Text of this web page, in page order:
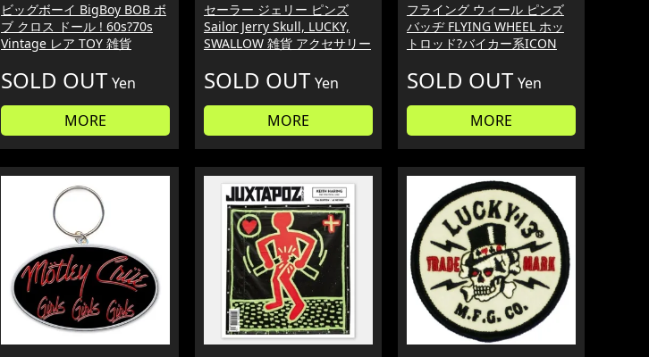
ビッグボーイ BigBoy BOB ボ
ブ クロス ドール ! 60s?70s
Vintage レア TOY 雑貨
SOLD OUT Yen
MORE
セーラー ジェリー ピンズ
Sailor Jerry Skull, LUCKY,
SWALLOW 雑貨 アクセサリー
SOLD OUT Yen
MORE
フライング ウィール ピンズ
バッヂ FLYING WHEEL ホッ
トロッド?バイカー系ICON
SOLD OUT Yen
MORE